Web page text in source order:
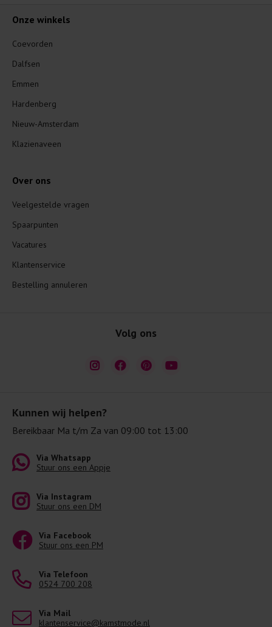
Kunnen wij helpen?
Bereikbaar Ma t/m Za van 09:00 tot 13:00
Via Whatsapp
Stuur ons een Appje
Via Instagram
Stuur ons een DM
Via Facebook
Stuur ons een PM
Via Telefoon
0524 700 208
Via Mail
klantenservice@kamstmode.nl
Onze winkels
Coevorden
Dalfsen
Emmen
Hardenberg
Nieuw-Amsterdam
Klazienaveen
Over ons
Veelgestelde vragen
Spaarpunten
Vacatures
Klantenservice
Bestelling annuleren
Volg ons